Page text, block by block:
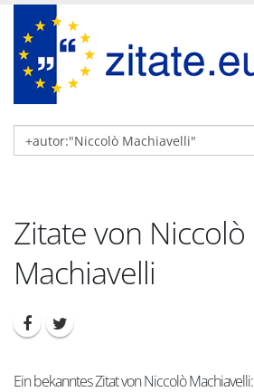
Zitate von Niccolò
Machiavelli
Ein bekanntes Zitat von Niccolò Machiavelli: